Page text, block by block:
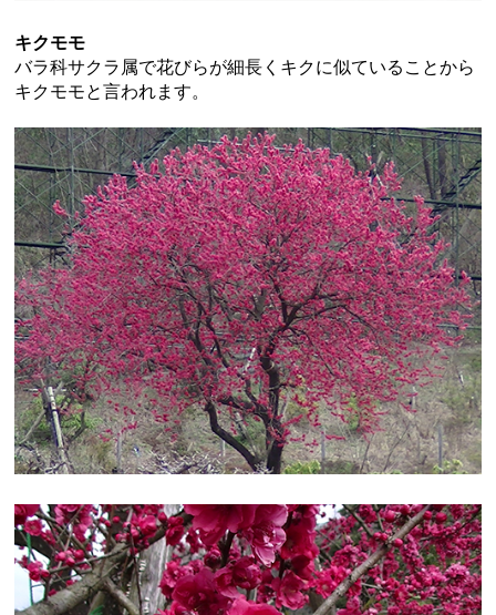
キクモモ
バラ科サクラ属で花びらが細長くキクに似ていることから
キクモモと言われます。